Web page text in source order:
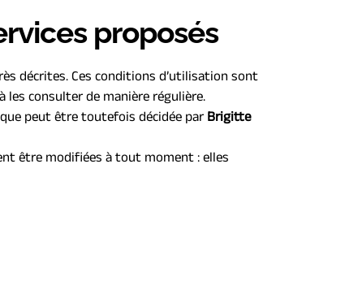
proposés
décrites. Ces conditions d’utilisation sont
consulter de manière régulière.
peut être toutefois décidée par Brigitte
être modifiées à tout moment : elles